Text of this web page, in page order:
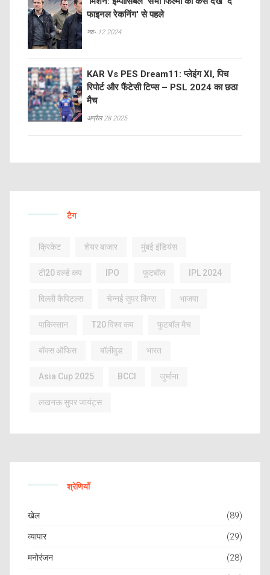
फाइनल रेकनिंग' से पहले
नव॰ 12 2024
KAR Vs PES Dream11: प्लेइंग XI, पिच
रिपोर्ट और फैंटेसी टिप्स – PSL 2024 का छठा
मैच
अप्रैल 28 2025
टैग
क्रिकेट शेयर बाजार मुंबई इंडियंस
टी20 वर्ल्ड कप IPO फुटबॉल IPL 2024
दिल्ली कैपिटल्स चेन्नई सुपर किंग्स भाजपा
पाकिस्तान T20 विश्व कप फुटबॉल मैच
बॉक्स ऑफिस बॉलीवुड भारत
Asia Cup 2025 BCCI जुर्माना
लखनऊ सुपर जायंट्स
श्रेणियाँ
खेल (89)
व्यापार (29)
मनोरंजन (28)